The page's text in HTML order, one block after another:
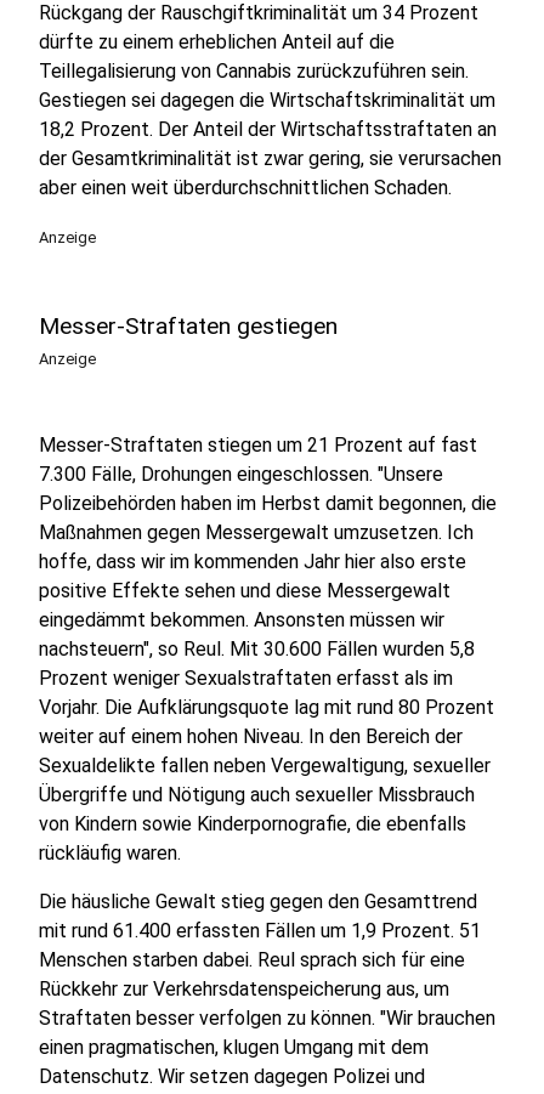
Rückgang der Rauschgiftkriminalität um 34 Prozent
dürfte zu einem erheblichen Anteil auf die
Teillegalisierung von Cannabis zurückzuführen sein.
Gestiegen sei dagegen die Wirtschaftskriminalität um
18,2 Prozent. Der Anteil der Wirtschaftsstraftaten an
der Gesamtkriminalität ist zwar gering, sie verursachen
aber einen weit überdurchschnittlichen Schaden.
Anzeige
Messer-Straftaten gestiegen
Anzeige
Messer-Straftaten stiegen um 21 Prozent auf fast
7.300 Fälle, Drohungen eingeschlossen. "Unsere
Polizeibehörden haben im Herbst damit begonnen, die
Maßnahmen gegen Messergewalt umzusetzen. Ich
hoffe, dass wir im kommenden Jahr hier also erste
positive Effekte sehen und diese Messergewalt
eingedämmt bekommen. Ansonsten müssen wir
nachsteuern", so Reul. Mit 30.600 Fällen wurden 5,8
Prozent weniger Sexualstraftaten erfasst als im
Vorjahr. Die Aufklärungsquote lag mit rund 80 Prozent
weiter auf einem hohen Niveau. In den Bereich der
Sexualdelikte fallen neben Vergewaltigung, sexueller
Übergriffe und Nötigung auch sexueller Missbrauch
von Kindern sowie Kinderpornografie, die ebenfalls
rückläufig waren.
Die häusliche Gewalt stieg gegen den Gesamttrend
mit rund 61.400 erfassten Fällen um 1,9 Prozent. 51
Menschen starben dabei. Reul sprach sich für eine
Rückkehr zur Verkehrsdatenspeicherung aus, um
Straftaten besser verfolgen zu können. "Wir brauchen
einen pragmatischen, klugen Umgang mit dem
Datenschutz. Wir setzen dagegen Polizei und